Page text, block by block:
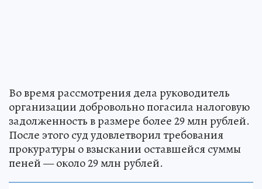
Во время рассмотрения дела руководитель
организации добровольно погасила налоговую
задолженность в размере более 29 млн рублей.
После этого суд удовлетворил требования
прокуратуры о взыскании оставшейся суммы
пеней — около 29 млн рублей.